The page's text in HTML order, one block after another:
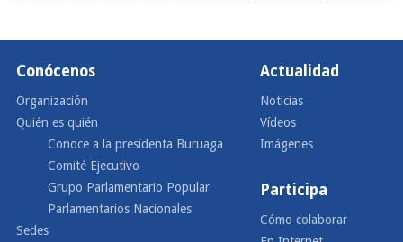
Conócenos
Organización
Quién es quién
Conoce a la presidenta Buruaga
Comité Ejecutivo
Grupo Parlamentario Popular
Parlamentarios Nacionales
Sedes
Actualidad
Noticias
Vídeos
Imágenes
Participa
Cómo colaborar